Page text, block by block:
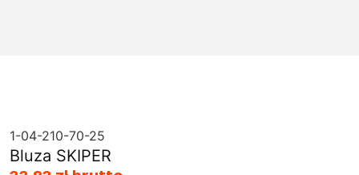
1-04-210-70-25
Bluza SKIPER